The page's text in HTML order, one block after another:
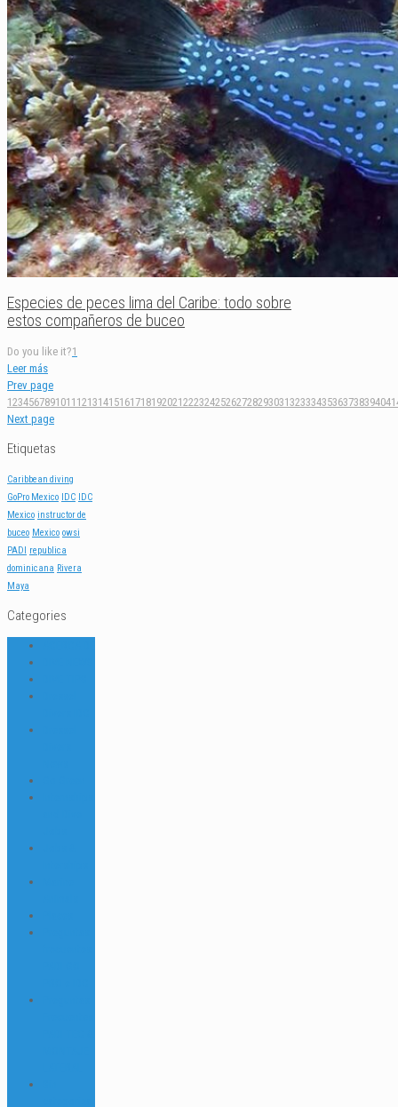
Especies de peces lima del Caribe: todo sobre
estos compañeros de buceo
Do you like it?1
Leer más
Prev page
1234567891011 121314151617181920212223242526272829303132333435363738394041
Next page
Etiquetas
Caribbean diving
GoPro Mexico
IDC
IDC
Mexico instructor de
buceo Mexico owsi
PADI
republica
dominicana Rivera
Maya
Categories